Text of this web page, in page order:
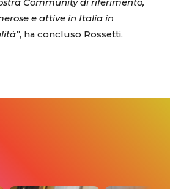
Community di riferimento,
e attive in Italia in
, ha concluso Rossetti.